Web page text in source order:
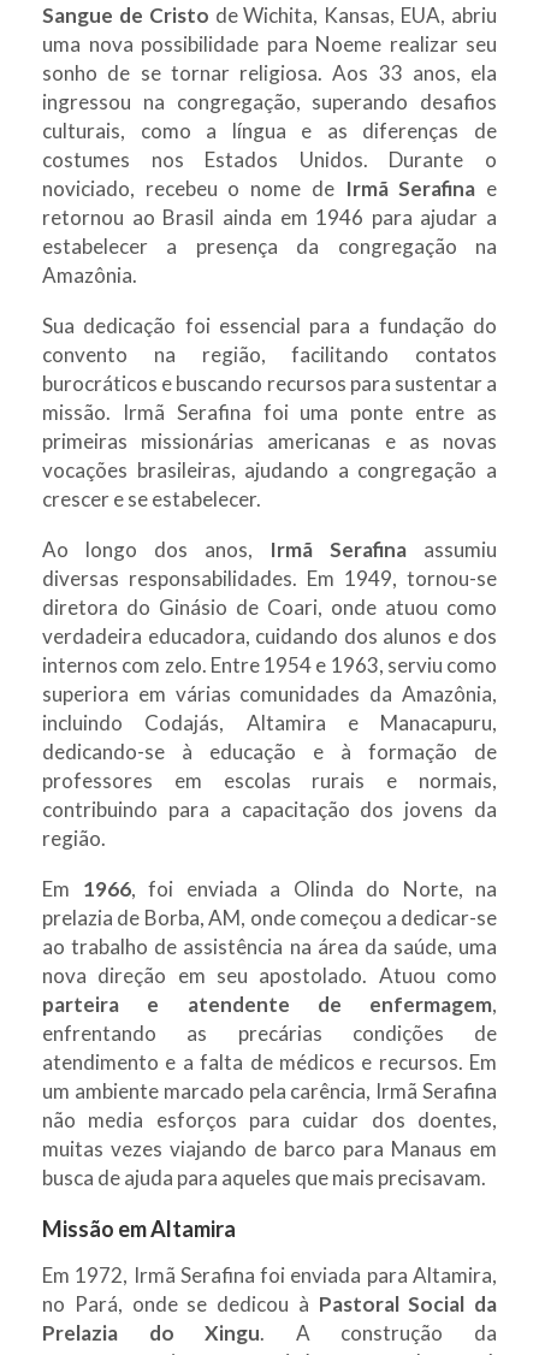
Sangue de Cristo de Wichita, Kansas, EUA, abriu
uma nova possibilidade para Noeme realizar seu
sonho de se tornar religiosa. Aos 33 anos, ela
ingressou na congregação, superando desafios
culturais, como a língua e as diferenças de
costumes nos Estados Unidos. Durante o
noviciado, recebeu o nome de Irmã Serafina e
retornou ao Brasil ainda em 1946 para ajudar a
estabelecer a presença da congregação na
Amazônia.
Sua dedicação foi essencial para a fundação do
convento na região, facilitando contatos
burocráticos e buscando recursos para sustentar a
missão. Irmã Serafina foi uma ponte entre as
primeiras missionárias americanas e as novas
vocações brasileiras, ajudando a congregação a
crescer e se estabelecer.
Ao longo dos anos, Irmã Serafina assumiu
diversas responsabilidades. Em 1949, tornou-se
diretora do Ginásio de Coari, onde atuou como
verdadeira educadora, cuidando dos alunos e dos
internos com zelo. Entre 1954 e 1963, serviu como
superiora em várias comunidades da Amazônia,
incluindo Codajás, Altamira e Manacapuru,
dedicando-se à educação e à formação de
professores em escolas rurais e normais,
contribuindo para a capacitação dos jovens da
região.
Em 1966, foi enviada a Olinda do Norte, na
prelazia de Borba, AM, onde começou a dedicar-se
ao trabalho de assistência na área da saúde, uma
nova direção em seu apostolado. Atuou como
parteira e atendente de enfermagem,
enfrentando as precárias condições de
atendimento e a falta de médicos e recursos. Em
um ambiente marcado pela carência, Irmã Serafina
não media esforços para cuidar dos doentes,
muitas vezes viajando de barco para Manaus em
busca de ajuda para aqueles que mais precisavam.
Missão em Altamira
Em 1972, Irmã Serafina foi enviada para Altamira,
no Pará, onde se dedicou à Pastoral Social da
Prelazia do Xingu. A construção da